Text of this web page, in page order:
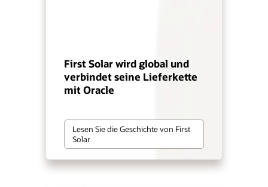
First Solar wird global und
verbindet seine Lieferkette
mit Oracle
Lesen Sie die Geschichte von First
Solar